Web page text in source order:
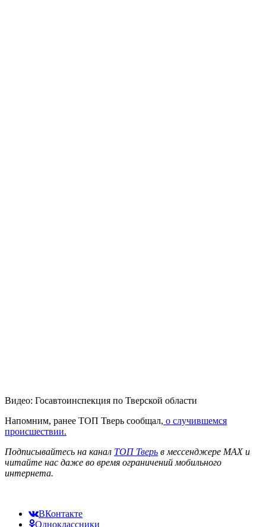
Видео: Госавтоинспекция по Тверской области
Напомним, ранее ТОП Тверь сообщал, о случившемся
происшествии.
Подписывайтесь на канал ТОП Тверь в мессенджере MAX и
читайте нас даже во время ограничений мобильного
интернета.
ВКонтакте
Одноклассники